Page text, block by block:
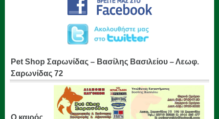
Pet Shop Σαρωνίδας – Βασίλης Βασιλείου – Λεωφ.
Σαρωνίδας 72
Ο καιρός